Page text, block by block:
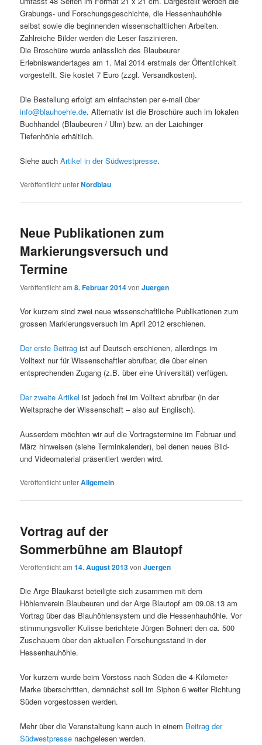
Grabungs- und Forschungsgeschichte, die Hessenhauhöhle
selbst sowie die beginnenden wissenschaftlichen Arbeiten.
Zahlreiche Bilder werden die Leser faszinieren.
Die Broschüre wurde anlässlich des Blaubeurer
Erlebniswandertages am 1. Mai 2014 erstmals der Öffentlichkeit
vorgestellt. Sie kostet 7 Euro (zzgl. Versandkosten).
Die Bestellung erfolgt am einfachsten per e-mail über
info@blauhoehle.de. Alternativ ist die Broschüre auch im lokalen
Buchhandel (Blaubeuren / Ulm) bzw. an der Laichinger
Tiefenhöhle erhältlich.
Siehe auchArtikel in der Südwestpresse.
Veröffentlicht unterNordblau
Neue Publikationen zum
Markierungsversuch und
Termine
Veröffentlicht am8. Februar 2014vonJuergen
Vor kurzem sind zwei neue wissenschaftliche Publikationen zum
grossen Markierungsversuch im April 2012 erschienen.
Der erste Beitrag ist auf Deutsch erschienen, allerdings im
Volltext nur für Wissenschaftler abrufbar, die über einen
entsprechenden Zugang (z.B. über eine Universität) verfügen.
Der zweite Artikelist jedoch frei im Volltext abrufbar (in der
Weltsprache der Wissenschaft – also auf Englisch).
Ausserdem möchten wir auf die Vortragstermine im Februar und
März hinweisen (siehe Terminkalender), bei denen neues Bild-
und Videomaterial präsentiert werden wird.
Veröffentlicht unterAllgemein
Vortrag auf der
Sommerbühne am Blautopf
Veröffentlicht am14. August 2013vonJuergen
Die Arge Blaukarst beteiligte sich zusammen mit dem
Höhlenverein Blaubeuren und der Arge Blautopf am 09.08.13 am
Vortrag über das Blauhöhlensystem und die Hessenhauhöhle. Vor
stimmungsvoller Kulisse berichtete Jürgen Bohnert den ca. 500
Zuschauern über den aktuellen Forschungsstand in der
Hessenhauhöhle.
Vor kurzem wurde beim Vorstoss nach Süden die 4-Kilometer-
Marke überschritten, demnächst soll im Siphon 6 weiter Richtung
Süden vorgestossen werden.
Mehr über die Veranstaltung kann auch in einem Beitrag der
Südwestpresse nachgelesen werden.